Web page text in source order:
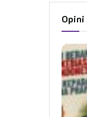
Opini